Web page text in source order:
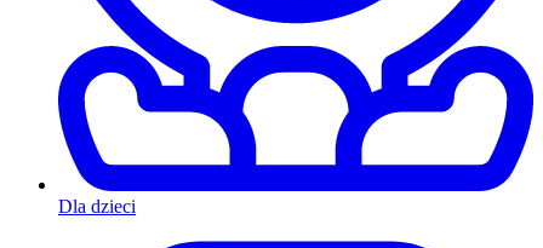
Dla dzieci